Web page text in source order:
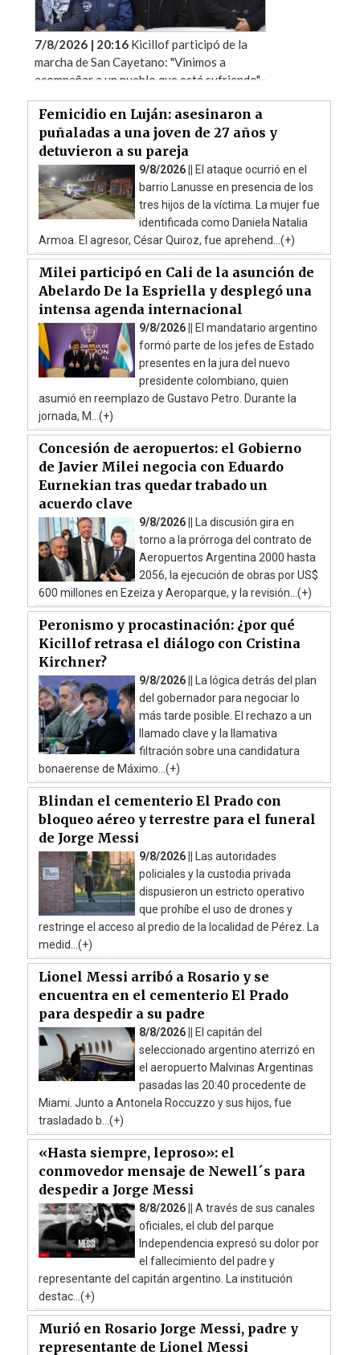
7/8/2026 | 20:16Kicillof participó de la
marcha de San Cayetano: "Vinimos a
acompañar a un pueblo que está sufriendo"
Femicidio en Luján: asesinaron a
puñaladas a una joven de 27 años y
detuvieron a su pareja
9/8/2026 ||
El ataque ocurrió en el
barrio Lanusse en presencia de los
tres hijos de la víctima. La mujer fue
identificada como Daniela Natalia
Armoa. El agresor, César Quiroz, fue aprehend...(+)
Milei participó en Cali de la asunción de
Abelardo De la Espriella y desplegó una
intensa agenda internacional
9/8/2026 ||
El mandatario argentino
formó parte de los jefes de Estado
presentes en la jura del nuevo
presidente colombiano, quien
asumió en reemplazo de Gustavo Petro. Durante la
jornada, M...(+)
Concesión de aeropuertos: el Gobierno
de Javier Milei negocia con Eduardo
Eurnekian tras quedar trabado un
acuerdo clave
9/8/2026 ||
La discusión gira en
torno a la prórroga del contrato de
Aeropuertos Argentina 2000 hasta
2056, la ejecución de obras por US$
600 millones en Ezeiza y Aeroparque, y la revisión...(+)
Peronismo y procastinación: ¿por qué
Kicillof retrasa el diálogo con Cristina
Kirchner?
9/8/2026 ||
La lógica detrás del plan
del gobernador para negociar lo
más tarde posible. El rechazo a un
llamado clave y la llamativa
filtración sobre una candidatura
bonaerense de Máximo...(+)
Blindan el cementerio El Prado con
bloqueo aéreo y terrestre para el funeral
de Jorge Messi
9/8/2026 ||
Las autoridades
policiales y la custodia privada
dispusieron un estricto operativo
que prohíbe el uso de drones y
restringe el acceso al predio de la localidad de Pérez. La
medid...(+)
Lionel Messi arribó a Rosario y se
encuentra en el cementerio El Prado
para despedir a su padre
8/8/2026 ||
El capitán del
seleccionado argentino aterrizó en
el aeropuerto Malvinas Argentinas
pasadas las 20:40 procedente de
Miami. Junto a Antonela Roccuzzo y sus hijos, fue
trasladado b...(+)
«Hasta siempre, leproso»: el
conmovedor mensaje de Newell´s para
despedir a Jorge Messi
8/8/2026 || A través de sus canales
oficiales, el club del parque
Independencia expresó su dolor por
el fallecimiento del padre y
representante del capitán argentino. La institución
destac...(+)
Murió en Rosario Jorge Messi, padre y
representante de Lionel Messi